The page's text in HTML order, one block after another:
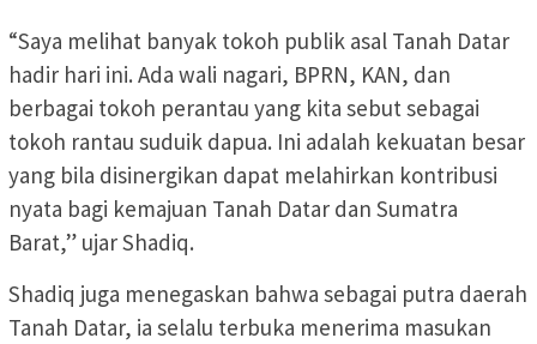
“Saya melihat banyak tokoh publik asal Tanah Datar
hadir hari ini. Ada wali nagari, BPRN, KAN, dan
berbagai tokoh perantau yang kita sebut sebagai
tokoh rantau suduik dapua. Ini adalah kekuatan besar
yang bila disinergikan dapat melahirkan kontribusi
nyata bagi kemajuan Tanah Datar dan Sumatra
Barat,” ujar Shadiq.
Shadiq juga menegaskan bahwa sebagai putra daerah
Tanah Datar, ia selalu terbuka menerima masukan